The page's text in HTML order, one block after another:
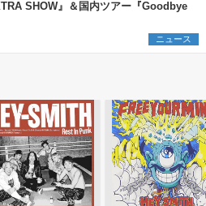
SHOW』＆国内ツアー『Goodbye
ニュース